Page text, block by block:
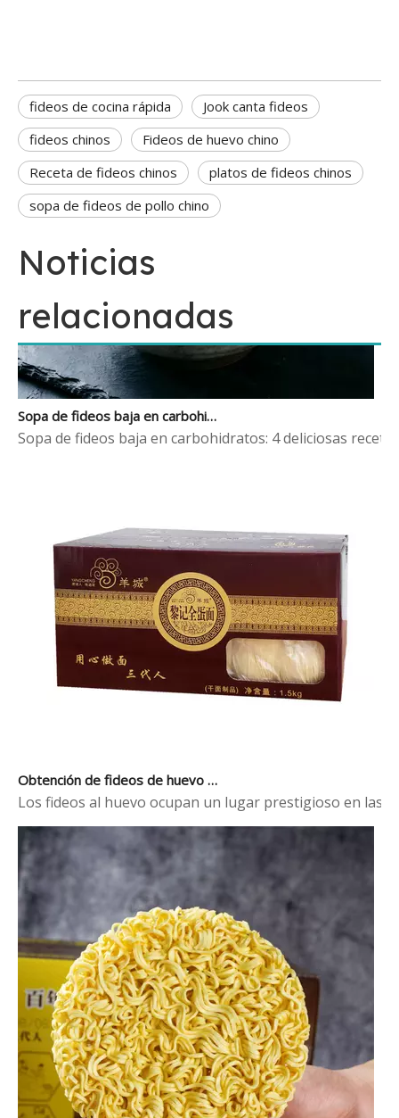
fideos de cocina rápida
Jook canta fideos
fideos chinos
Fideos de huevo chino
Receta de fideos chinos
platos de fideos chinos
sopa de fideos de pollo chino
Noticias
relacionadas
La guía definitiva para cocinar fideos de huevo
Sopa de fideos baja en carbohidratos: 4 deliciosas recetas de caldo que mantienen las calorías bajo control
Sopa de fideos baja en carbohidratos: 4 deliciosas
Los fideos al huevo ocupan un lugar prestigioso en las